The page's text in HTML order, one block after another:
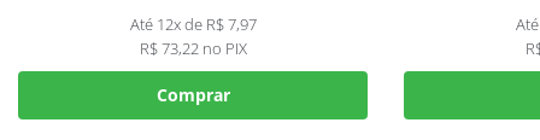
Até 12x de R$7,97
R$73,22 no PIX
Comprar